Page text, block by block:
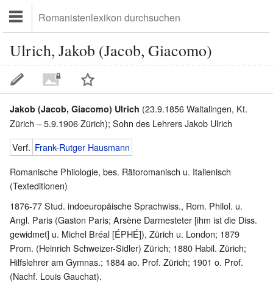
Ulrich, Jakob (Jacob, Giacomo)
Jakob (Jacob, Giacomo) Ulrich (23.9.1856 Waltalingen, Kt.
Zürich – 5.9.1906 Zürich); Sohn des Lehrers Jakob Ulrich
Verf. Frank-Rutger Hausmann
Romanische Philologie, bes. Rätoromanisch u. Italienisch
(Texteditionen)
1876-77 Stud. indoeuropäische Sprachwiss., Rom. Philol. u.
Angl. Paris (Gaston Paris; Arsène Darmesteter [ihm ist die Diss.
gewidmet] u. Michel Bréal [ÉPHÉ]), Zürich u. London; 1879
Prom. (Heinrich Schweizer-Sidler) Zürich; 1880 Habil. Zürich;
Hilfslehrer am Gymnas.; 1884 ao. Prof. Zürich; 1901 o. Prof.
(Nachf. Louis Gauchat).